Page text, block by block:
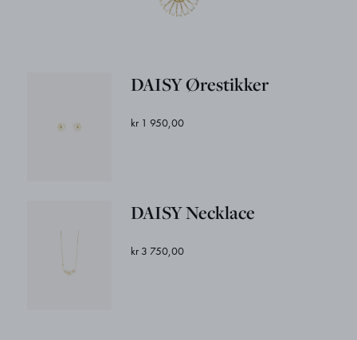
DAISY Ørestikker
kr 1 950,00
DAISY Necklace
kr 3 750,00